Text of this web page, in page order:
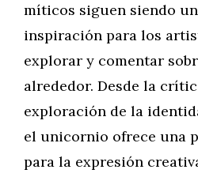
míticos siguen siendo
inspiración para los
explorar y comentar
alrededor. Desde la
exploración de la
el unicornio ofrece una
para la expresión